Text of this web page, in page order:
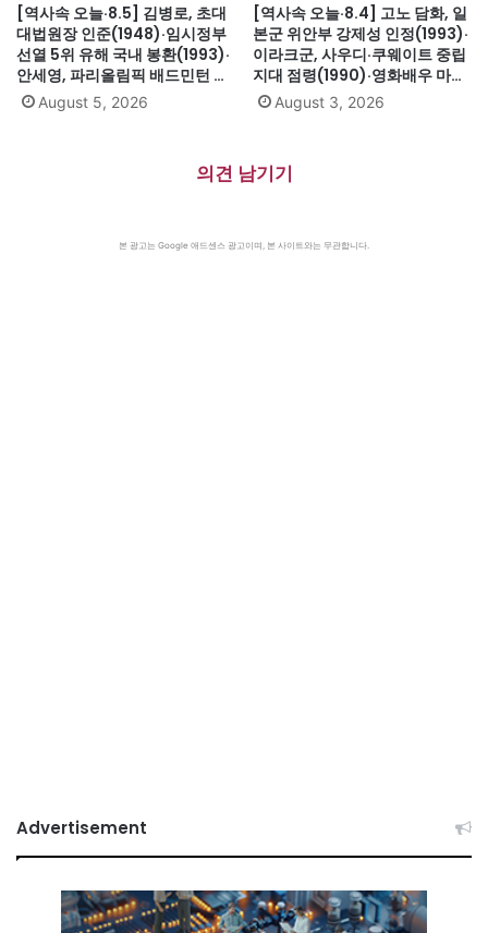
[역사속 오늘·8.5] 김병로, 초대
대법원장 인준(1948)·임시정부
선열 5위 유해 국내 봉환(1993)·
안세영, 파리올림픽 배드민턴 여
자단식 금메달(2024)·하시나 방
글라데시 총리 인도 망명
August 5, 2026
[역사속 오늘·8.4] 고노 담화, 일
본군 위안부 강제성 인정(1993)·
이라크군, 사우디·쿠웨이트 중립
지대 점령(1990)·영화배우 마릴
린 먼로 의문의 죽음(1962)
August 3, 2026
의견 남기기
본 광고는 Google 애드센스 광고이며, 본 사이트와는 무관합니다.
Advertisement